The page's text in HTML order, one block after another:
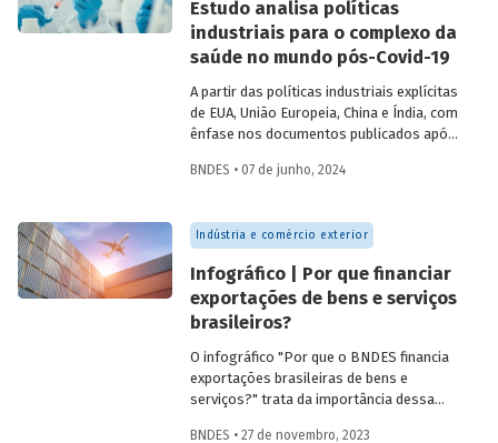
Estudo analisa políticas
industriais para o complexo da
saúde no mundo pós-Covid-19
A partir das políticas industriais explícitas
de EUA, União Europeia, China e Índia, com
ênfase nos documentos publicados após
oportunidades, ameaças e lições
Complexo Econômico-Industrial da Saúde
no Brasil.
BNDES • 07 de junho, 2024
Indústria e comércio exterior
Infográfico | Por que financiar
exportações de bens e serviços
brasileiros?
O infográfico "Por que o BNDES financia
exportações brasileiras de bens e
serviços?" trata da importância dessa
BNDES • 27 de novembro, 2023